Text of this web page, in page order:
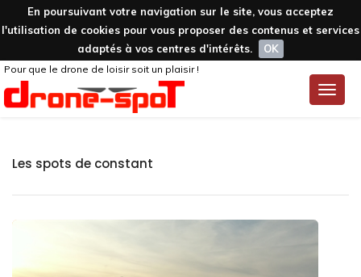
En poursuivant votre navigation sur le site, vous acceptez
l'utilisation de cookies pour vous proposer des contenus et services
adaptés à vos centres d'intérêts.
OK
Toggle
Pour que le drone de loisir soit un plaisir !
Les spots de constant